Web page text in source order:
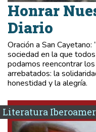
Honrar
Diario
Oración a San
sociedad en la que
podamos reencontrar
arrebatados: la
honestidad y la alegría.
Literatura